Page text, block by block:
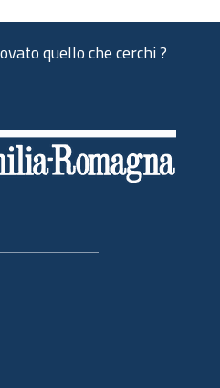
quello che cerchi ?